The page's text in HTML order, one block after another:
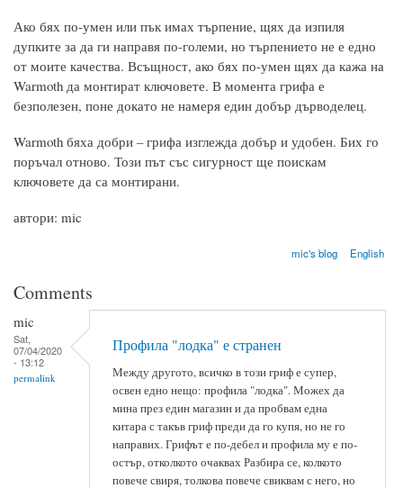
Ако бях по-умен или пък имах търпение, щях да изпиля
дупките за да ги направя по-големи, но търпението не е едно
от моите качества. Всъщност, ако бях по-умен щях да кажа на
Warmoth да монтират ключовете. В момента грифа е
безполезен, поне докато не намеря един добър дърводелец.
Warmoth бяха добри – грифа изглежда добър и удобен. Бих го
поръчал отново. Този път със сигурност ще поискам
ключовете да са монтирани.
автори: mic
mic's blog English
Comments
mic
Sat,
07/04/2020
- 13:12
permalink
Профила "лодка" е странен
Между другото, всичко в този гриф е супер,
освен едно нещо: профила "лодка". Можех да
мина през един магазин и да пробвам една
китара с такъв гриф преди да го купя, но не го
направих. Грифът е по-дебел и профила му е по-
остър, отколкото очаквах Разбира се, колкото
повече свиря, толкова повече свиквам с него, но